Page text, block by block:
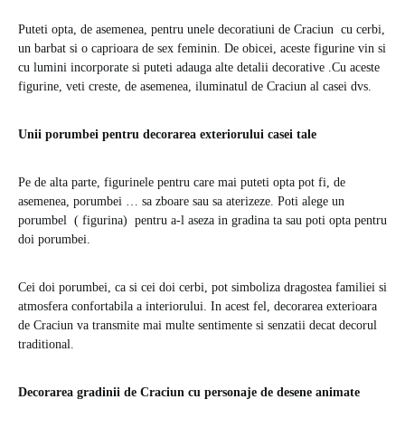
Puteti opta, de asemenea, pentru unele decoratiuni de Craciun cu cerbi,
un barbat si o caprioara de sex feminin. De obicei, aceste figurine vin si
cu lumini incorporate si puteti adauga alte detalii decorative .Cu aceste
figurine, veti creste, de asemenea, iluminatul de Craciun al casei dvs.
Unii porumbei pentru decorarea exteriorului casei tale
Pe de alta parte, figurinele pentru care mai puteti opta pot fi, de
asemenea, porumbei … sa zboare sau sa aterizeze. Poti alege un
porumbel ( figurina) pentru a-l aseza in gradina ta sau poti opta pentru
doi porumbei.
Cei doi porumbei, ca si cei doi cerbi, pot simboliza dragostea familiei si
atmosfera confortabila a interiorului. In acest fel, decorarea exterioara
de Craciun va transmite mai multe sentimente si senzatii decat decorul
traditional.
Decorarea gradinii de Craciun cu personaje de desene animate